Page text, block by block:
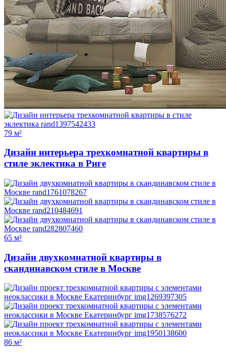
79 м²
Дизайн интерьера трехкомнатной квартиры в
стиле эклектика в Риге
65 м²
Дизайн двухкомнатной квартиры в
скандинавском стиле в Москве
86 м²